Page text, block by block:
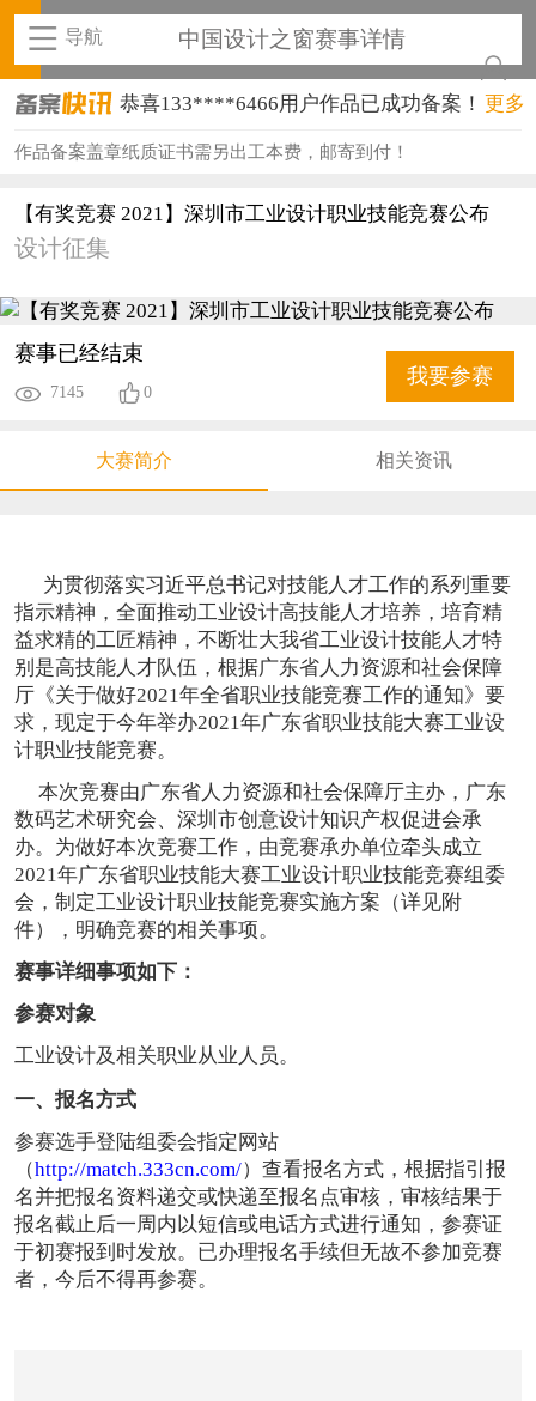
导航 中国设计之窗赛事详情
恭喜133****6466用户作品已成功备案！
恭喜131****1475用户作品已成功备案！
恭喜133****8874用户作品已成功备案！
恭喜133****9020用户作品已成功备案！
恭喜136****9807用户作品已成功备案！
恭喜159****4930用户作品已成功备案！
恭喜150****6483用户作品已成功备案！
恭喜131****2473用户作品已成功备案！
更多
作品备案盖章纸质证书需另出工本费，邮寄到付！
【有奖竞赛 2021】深圳市工业设计职业技能竞赛公布
设计征集
赛事已经结束
7145 0
我要参赛
大赛简介 相关资讯
为贯彻落实习近平总书记对技能人才工作的系列重要
指示精神，全面推动工业设计高技能人才培养，培育精
益求精的工匠精神，不断壮大我省工业设计技能人才特
别是高技能人才队伍， 根据广东省人力资源和社会保障
厅《关于做好2021年全省职业技能竞赛工作的通知》要
求，现定于今年举办2021年广东省职业技能大赛工业设
计职业技能竞赛。
本次竞赛由广东省人力资源和社会保障厅主办，广东
数码艺术研究会、深圳市创意设计知识产权促进会承
办。 为做好本次竞赛工作，由竞赛承办单位牵头成立
2021年广东省职业技能大赛工业设计职业技能竞赛组委
会，制定工业设计职业技能竞赛实施方案（详见附
件），明确竞赛的相关事项。
赛事详细事项如下：
参赛对象
工业设计及相关职业从业人员。
一、 报名方式
参赛选手登陆组委会指定网站
（http://match.333cn.com/）查看报名方式，根据指引报
名并把报名资料递交或快递至报名点审核，审核结果于
报名截止后一周内以短信或电话方式进行通知，参赛证
于初赛报到时发放。已办理报名手续但无故不参加竞赛
者，今后不得再参赛。